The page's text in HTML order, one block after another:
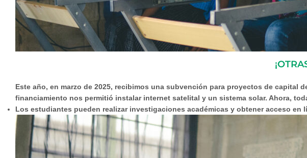
Este año, en marzo de 2025, recibimos una subvención para proyectos de capital
financiamiento nos permitió instalar internet satelital y un sistema solar. Ahora,
Los estudiantes pueden realizar investigaciones académicas y obtener acceso en